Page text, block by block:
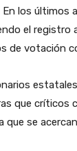
En los últimos
el registro
de votación
que críticos
que se